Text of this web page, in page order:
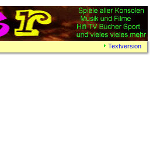
Textversion